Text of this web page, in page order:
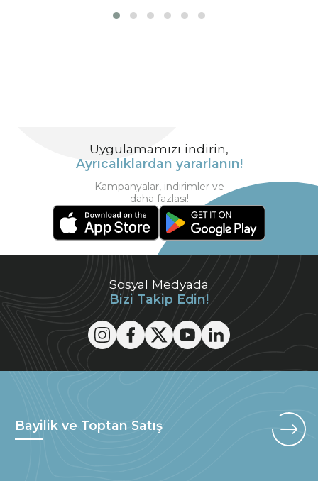
Sosyal Medyada
Bizi Takip Edin!
Uygulamamızı indirin,
Ayrıcalıklardan yararlanın!
Kampanyalar, indirimler ve
daha fazlası!
Bayilik ve Toptan Satış